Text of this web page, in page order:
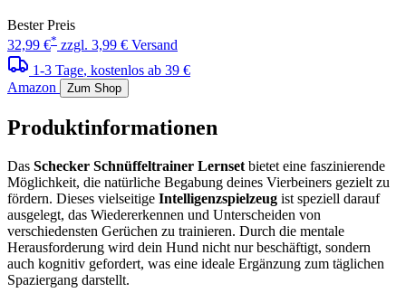
Bester Preis
32,99 €* zzgl. 3,99 € Versand
1-3 Tage, kostenlos ab 39 €
Amazon
Zum Shop
Produktinformationen
Das Schecker Schnüffeltrainer Lernset bietet eine faszinierende
Möglichkeit, die natürliche Begabung deines Vierbeiners gezielt zu
fördern. Dieses vielseitige Intelligenzspielzeug ist speziell darauf
ausgelegt, das Wiedererkennen und Unterscheiden von
verschiedensten Gerüchen zu trainieren. Durch die mentale
Herausforderung wird dein Hund nicht nur beschäftigt, sondern
auch kognitiv gefordert, was eine ideale Ergänzung zum täglichen
Spaziergang darstellt.